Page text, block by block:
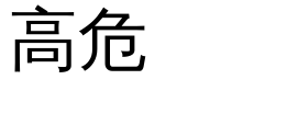
高危